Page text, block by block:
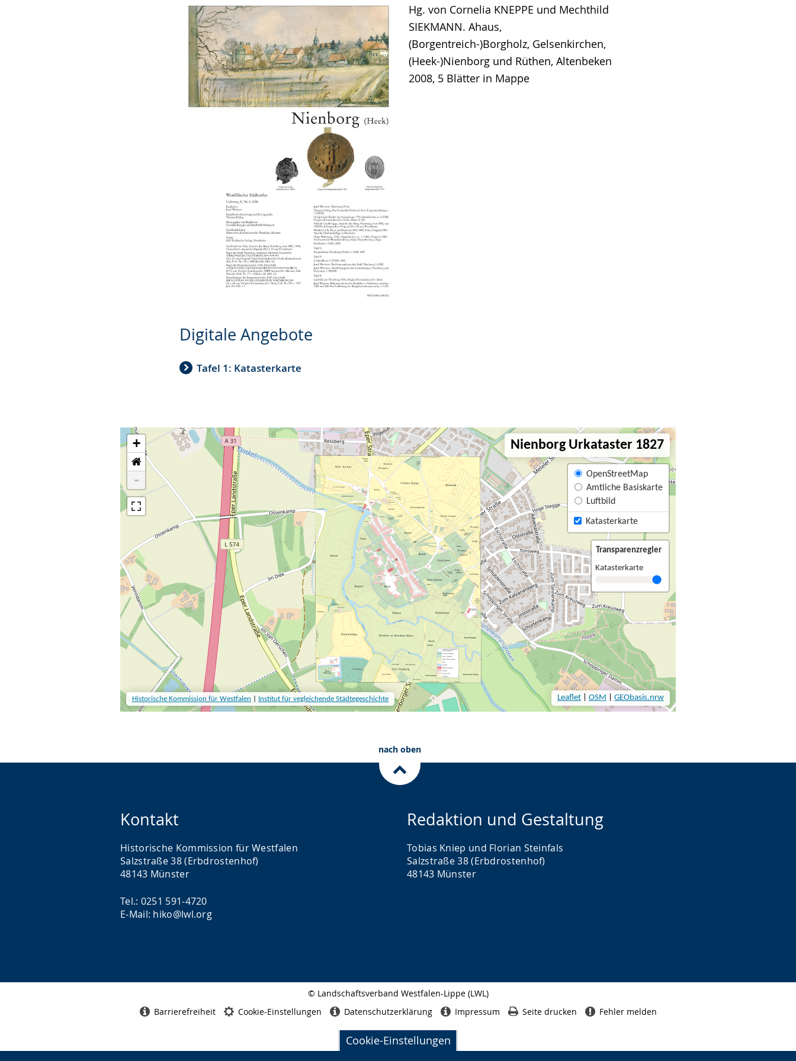
Cookie-Einstellungen
Hg. von Cornelia KNEPPE und Mechthild
SIEKMANN. Ahaus,
(Borgentreich-)Borgholz, Gelsenkirchen,
(Heek-)Nienborg und Rüthen, Altenbeken
2008, 5 Blätter in Mappe
Digitale Angebote
Tafel 1: Katasterkarte
nach oben
Kontakt
Historische Kommission für Westfalen
Salzstraße 38 (Erbdrostenhof)
48143 Münster
Tel.: 0251 591-4720
E-Mail: hiko@lwl.org
Redaktion und Gestaltung
Tobias Kniep und Florian Steinfals
Salzstraße 38 (Erbdrostenhof)
48143 Münster
© Landschaftsverband Westfalen-Lippe (LWL)
Barrierefreiheit Cookie-Einstellungen Datenschutzerklärung Impressum Seite drucken Fehler melden